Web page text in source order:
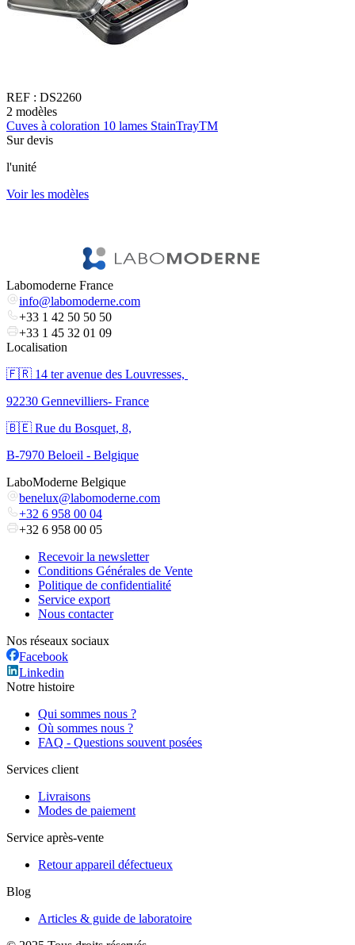
REF : DS2260
2 modèles
Cuves à coloration 10 lames StainTrayTM
Sur devis
l'unité
Voir les modèles
Labomoderne France
info@labomoderne.com
+33 1 42 50 50 50
+33 1 45 32 01 09
Localisation
🇫🇷 ​14 ter avenue des Louvresses,
92230 Gennevilliers- France
🇧🇪 Rue du Bosquet, 8,
B-7970 Beloeil - Belgique
LaboModerne Belgique
benelux@labomoderne.com
+32 6 958 00 04
+32 6 958 00 05
Recevoir la newsletter
Conditions Générales de Vente
Politique de confidentialité
Service export
Nous contacter
Nos réseaux sociaux
Facebook
Linkedin
Notre histoire
Qui sommes nous ?
Où sommes nous ?
FAQ - Questions souvent posées
Services client
Livraisons
Modes de paiement
Service après-vente
Retour appareil défectueux
Blog
Articles & guide de laboratoire